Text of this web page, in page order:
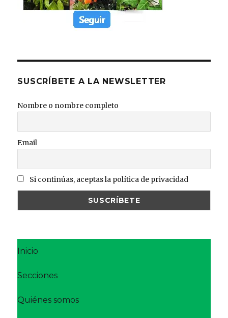
SUSCRÍBETE A LA NEWSLETTER
Nombre o nombre completo
Email
Si continúas, aceptas la política de privacidad
Inicio
Secciones
Quiénes somos